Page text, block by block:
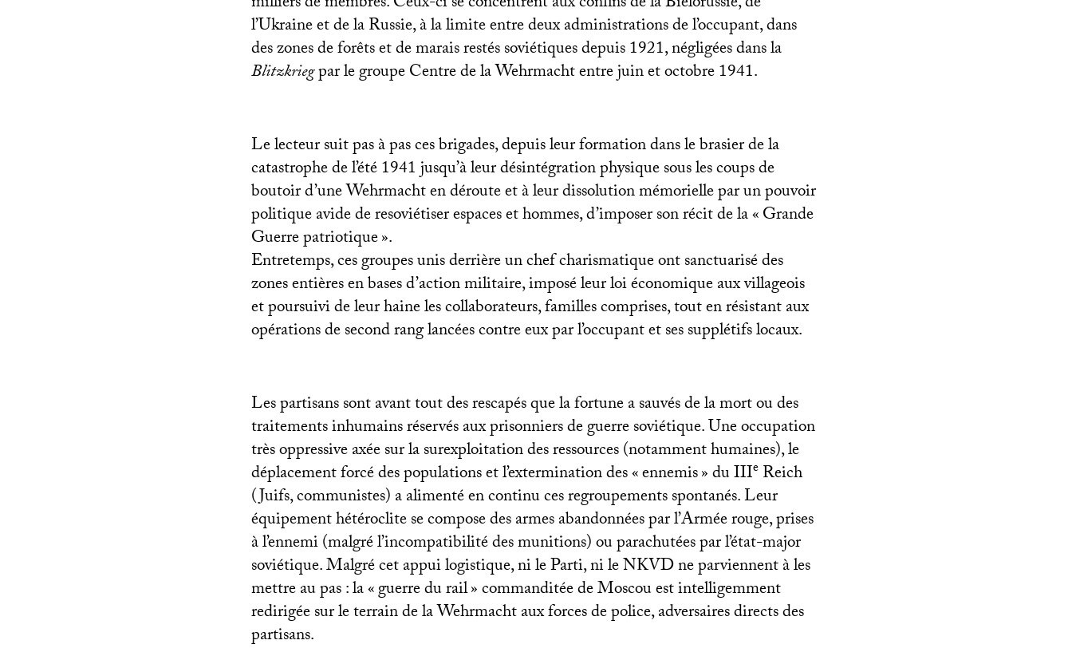
l’Ukraine et de la Russie, à la limite entre deux administrations de l’occupant, dans
des zones de forêts et de marais restés soviétiques depuis 1921, négligées dans la
Blitzkriegpar le groupe Centre de la Wehrmacht entre juin et octobre 1941.
Le lecteur suit pas à pas ces brigades, depuis leur formation dans le brasier de la
catastrophe de l’été 1941 jusqu’à leur désintégration physique sous les coups de
boutoir d’une Wehrmacht en déroute et à leur dissolution mémorielle par un pouvoir
politique avide de resoviétiser espaces et hommes, d’imposer son récit de la «Grande
Guerre patriotique».
Entretemps, ces groupes unis derrière un chef charismatique ont sanctuarisé des
zones entières en bases d’action militaire, imposé leur loi économique aux villageois
et poursuivi de leur haine les collaborateurs, familles comprises, tout en résistant aux
opérations de second rang lancées contre eux par l’occupant et ses supplétifs locaux.
Les partisans sont avant tout des rescapés que la fortune a sauvés de la mort ou des
traitements inhumains réservés aux prisonniers de guerre soviétique. Une occupation
très oppressive axée sur la surexploitation des ressources (notamment humaines), le
déplacement forcé des populations et l’extermination des «ennemis» duIIIe Reich
(Juifs, communistes) a alimenté en continu ces regroupements spontanés. Leur
équipement hétéroclite se compose des armes abandonnées par l’Armée rouge, prises
à l’ennemi (malgré l’incompatibilité des munitions) ou parachutées par l’état-major
soviétique. Malgré cet appui logistique, ni le Parti, ni leNKVDne parviennent à les
mettre au pas : la «guerre du rail» commanditée de Moscou est intelligemment
redirigée sur le terrain de la Wehrmacht aux forces de police, adversaires directs des
partisans.